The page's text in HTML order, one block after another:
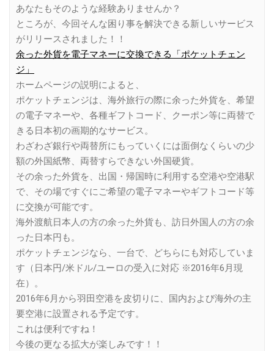
あなたもそのような経験ありませんか？
ところが、今回そんな困り事を解決できる新しいサービス
がリリースされました！！
余った外貨を電子マネーに交換できる「ポケットチェン
ジ」
ホームページの説明によると、
ポケットチェンジは、海外旅行の際に余った外貨を、希望
の電子マネーや、各種ギフトコード、クーポン等に両替で
きる日本初の画期的なサービス。
わざわざ銀行や両替所にもっていくには面倒なくらいの少
額の外国紙幣、両替すらできない外国硬貨。
その余った外貨を、出国・帰国時に利用する空港や空港駅
で、その場ですぐにご希望の電子マネーやギフトコード等
に交換が可能です。
海外渡航日本人の方の余った外貨も、訪日外国人の方の余
った日本円も。
ポケットチェンジなら、一台で、どちらにも対応していま
す（日本円/米ドル/ユーロの受入に対応 ※2016年6月現
在）。
2016年6月から羽田空港を皮切りに、国内および海外の主
要空港に設置される予定です。
これは便利ですね！
今後の更なる拡大が楽しみです！！